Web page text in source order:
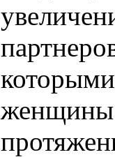
женщины